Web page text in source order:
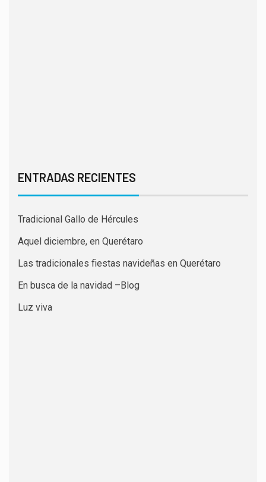
ENTRADAS RECIENTES
Tradicional Gallo de Hércules
Aquel diciembre, en Querétaro
Las tradicionales fiestas navideñas en Querétaro
En busca de la navidad –Blog
Luz viva